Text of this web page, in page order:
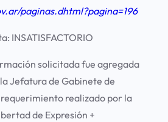
paginas.dhtml?pagina=196
INSATISFACTORIO
solicitada fue agregada
Jefatura de Gabinete de
realizado por la
de Expresión +